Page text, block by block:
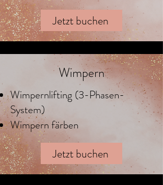
Jetzt buchen
Wimpern
Wimpernlifting (3-Phasen-
System)
Wimpern färben
Jetzt buchen